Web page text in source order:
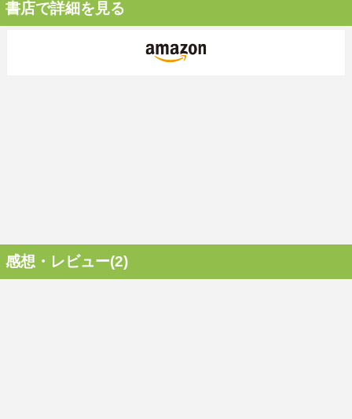
書店で詳細を見る
感想・レビュー(2)